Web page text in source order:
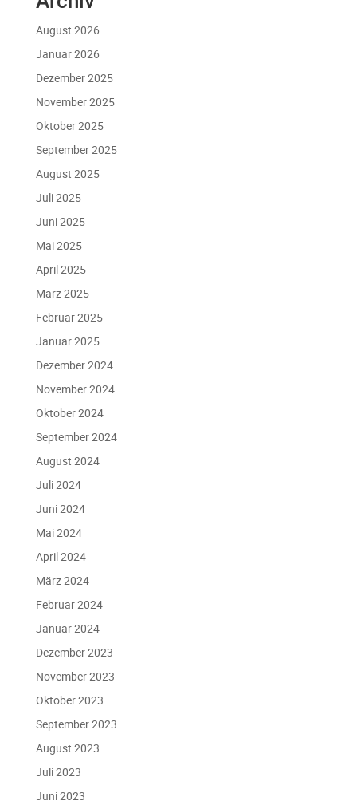
August 2026
Januar 2026
Dezember 2025
November 2025
Oktober 2025
September 2025
August 2025
Juli 2025
Juni 2025
Mai 2025
April 2025
März 2025
Februar 2025
Januar 2025
Dezember 2024
November 2024
Oktober 2024
September 2024
August 2024
Juli 2024
Juni 2024
Mai 2024
April 2024
März 2024
Februar 2024
Januar 2024
Dezember 2023
November 2023
Oktober 2023
September 2023
August 2023
Juli 2023
Juni 2023